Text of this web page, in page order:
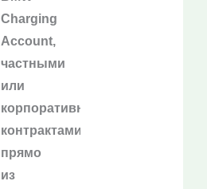
Charging
Account,
частными
или
корпоративными
контрактами
прямо
из